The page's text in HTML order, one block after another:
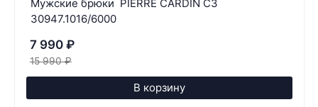
Мужские брюки PIERRE CARDIN C3
30947.1016/6000
7 990 ₽
15 990 ₽
В корзину